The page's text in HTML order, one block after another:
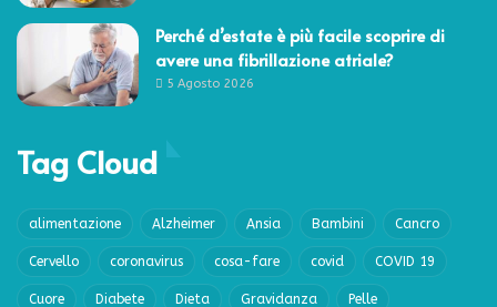
Perché d’estate è più facile scoprire di
avere una fibrillazione atriale?
5 Agosto 2026
Tag Cloud
alimentazione Alzheimer Ansia Bambini Cancro
Cervello coronavirus cosa-fare covid COVID 19
Cuore Diabete Dieta Gravidanza Pelle